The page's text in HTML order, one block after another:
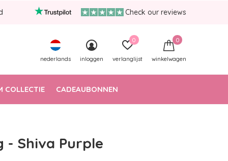
COLLECTIE CADEAUBONNEN
nederlands inloggen verlanglijst
0
winkelwagen
0
Check our reviews
- Shiva Purple